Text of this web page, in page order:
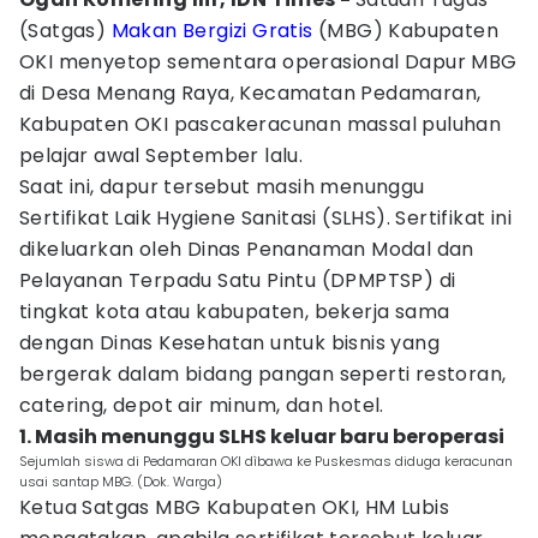
(Satgas) Makan Bergizi Gratis (MBG) Kabupaten
OKI menyetop sementara operasional Dapur MBG
di Desa Menang Raya, Kecamatan Pedamaran,
Kabupaten OKI pascakeracunan massal puluhan
pelajar awal September lalu.
Saat ini, dapur tersebut masih menunggu
Sertifikat Laik Hygiene Sanitasi (SLHS). Sertifikat ini
dikeluarkan oleh Dinas Penanaman Modal dan
Pelayanan Terpadu Satu Pintu (DPMPTSP) di
tingkat kota atau kabupaten, bekerja sama
dengan Dinas Kesehatan untuk bisnis yang
bergerak dalam bidang pangan seperti restoran,
catering, depot air minum, dan hotel.
1. Masih menunggu SLHS keluar baru beroperasi
Sejumlah siswa di Pedamaran OKI dìbawa ke Puskesmas diduga keracunan
usai santap MBG. (Dok. Warga)
Ketua Satgas MBG Kabupaten OKI, HM Lubis